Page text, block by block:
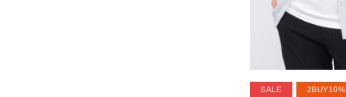
SALE 2BUY10%